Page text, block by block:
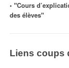
◦ "Cours
des élèves"
Liens coups